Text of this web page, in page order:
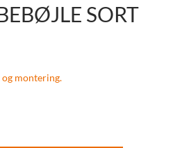
SORT
og montering.